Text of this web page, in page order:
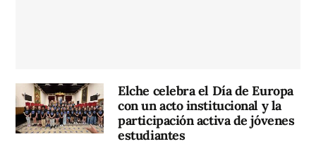
Elche celebra el Día de Europa
con un acto institucional y la
participación activa de jóvenes
estudiantes